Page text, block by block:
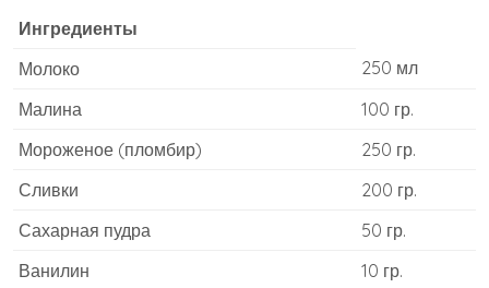
Ингредиенты
Молоко
250 мл
Малина
100 гр.
Мороженое (пломбир)
250 гр.
Сливки
200 гр.
Сахарная пудра
50 гр.
Ванилин
10 гр.